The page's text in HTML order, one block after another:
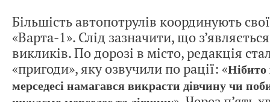
Більшість автопотрулів координують
«Варта-1». Слід зазначити, що
викликів. По дорозі в місто, редакція
«пригоди», яку озвучили по рації: «Нібито
мерседесі намагався викрасти дівчину чи